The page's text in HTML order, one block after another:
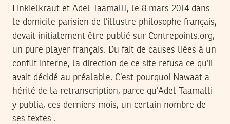
Finkielkraut et Adel Taamalli, le 8 mars 2014 dans
le domicile parisien de l’illustre philosophe français,
devait initialement être publié sur Contrepoints.org,
un pure player français. Du fait de causes liées à un
conflit interne, la direction de ce site refusa ce qu’il
avait décidé au préalable. C’est pourquoi Nawaat a
hérité de la retranscription, parce qu’Adel Taamalli
y publia, ces derniers mois, un certain nombre de
ses textes .